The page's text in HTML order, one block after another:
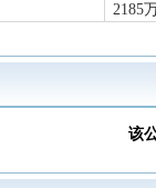
2185
该